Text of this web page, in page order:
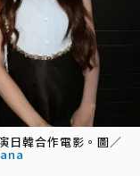
日韓合作電影。圖／